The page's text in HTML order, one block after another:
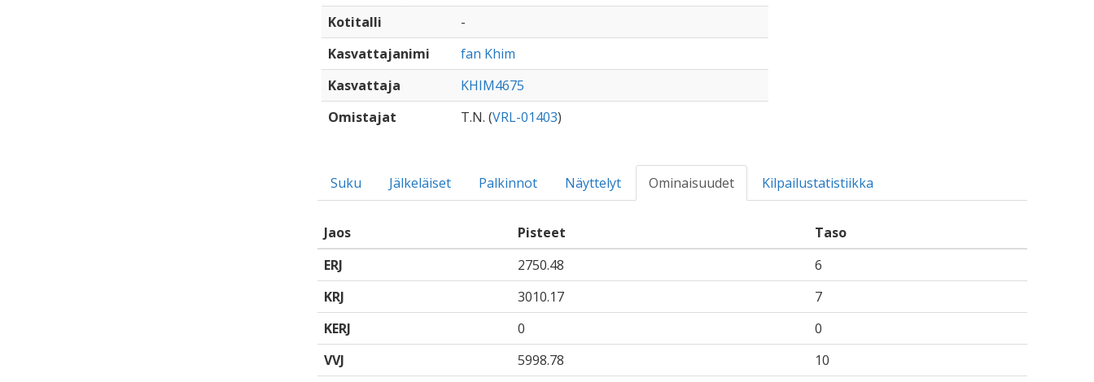
Kotitalli
-
Kasvattajanimi
fan Khim
Kasvattaja
KHIM4675
Omistajat
T.N. (VRL-01403)
Suku Jälkeläiset Palkinnot Näyttelyt Ominaisuudet Kilpailustatistiikka
Jaos Pisteet
Taso
ERJ
2750.48
6
KRJ
3010.17
7
KERJ
0
0
VVJ
5998.78
10